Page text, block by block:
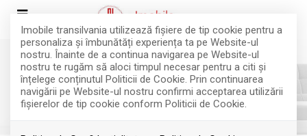
Imobile transilvania utilizează fişiere de tip cookie pentru a
personaliza și îmbunătăți experiența ta pe Website-ul
nostru. Înainte de a continua navigarea pe Website-ul
nostru te rugăm să aloci timpul necesar pentru a citi și
înțelege conținutul Politicii de Cookie. Prin continuarea
navigării pe Website-ul nostru confirmi acceptarea utilizării
fişierelor de tip cookie conform Politicii de Cookie.
Filtreaza